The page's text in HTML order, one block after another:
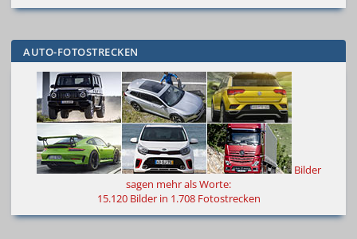
AUTO-FOTOSTRECKEN
Bilder
sagen mehr als Worte:
15.120 Bilder in 1.708 Fotostrecken